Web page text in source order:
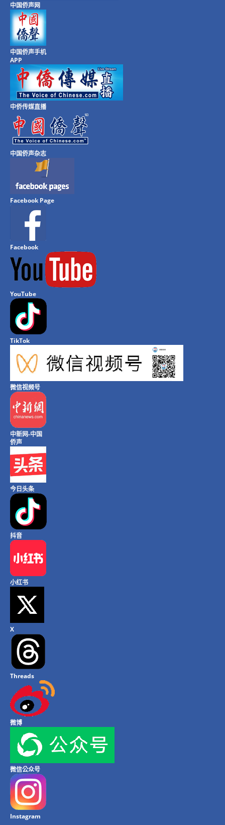
中国侨声网
中国侨声手机
APP
中侨传媒直播
中国侨声杂志
Facebook Page
Facebook
YouTube
TikTok
微信视频号
中新网-中国
侨声
今日头条
抖音
小红书
X
Threads
微博
微信公众号
Instagram